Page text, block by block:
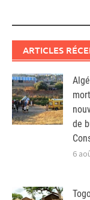
ARTICLES
de
6